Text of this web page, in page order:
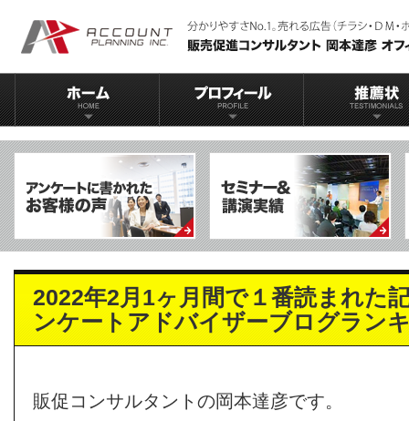
2022年2月1ヶ月間で１番読まれた
ンケートアドバイザーブログラン
販促コンサルタントの岡本達彦です。